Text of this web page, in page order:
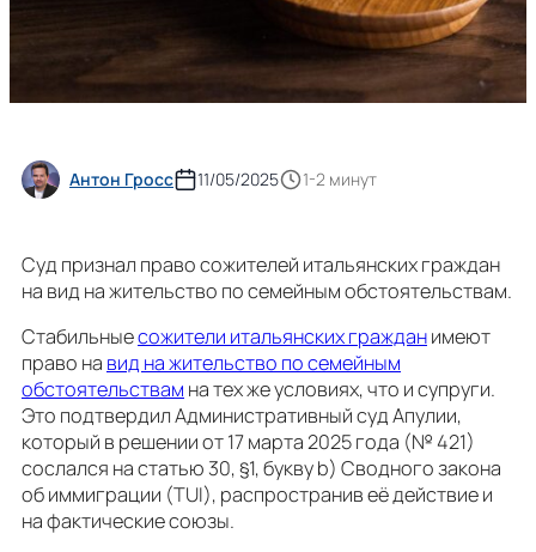
Антон Гросс 11/05/2025 1-2 минут
Суд признал право сожителей итальянских граждан
на вид на жительство по семейным обстоятельствам.
Стабильныесожители итальянских гражданимеют
право на вид на жительство по семейным
обстоятельствам на тех же условиях, что и супруги.
Это подтвердил Административный суд Апулии,
который в решении от 17 марта 2025 года (№ 421)
сослался на статью 30, §1, букву b) Сводного закона
об иммиграции (TUI), распространив её действие и
на фактические союзы.